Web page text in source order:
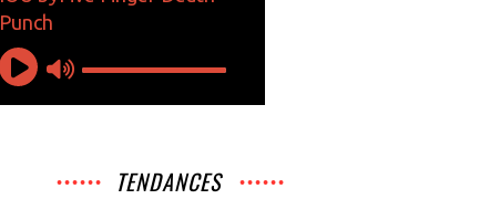
TENDANCES